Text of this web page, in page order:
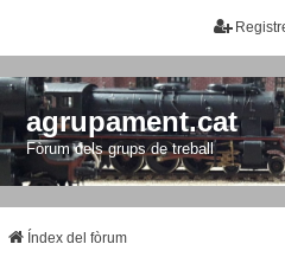
agrupament.cat
Fòrum dels grups de treball
Índex del fòrum